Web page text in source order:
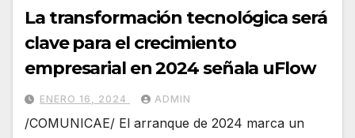
La transformación tecnológica será
clave para el crecimiento
empresarial en 2024 señala uFlow
ENERO 16, 2024 ADMIN
/COMUNICAE/ El arranque de 2024 marca un